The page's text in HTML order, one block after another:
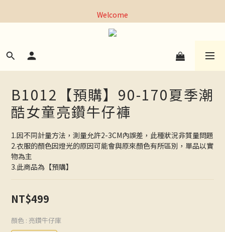
全館，滿1000元超商取貨免運｜滿3000元宅配免運
Welcome
全館，滿1000元超商取貨免運｜滿3000元宅配免運
B1012【預購】90-170夏季潮
酷女童亮鑽牛仔褲
1.因不同計量方法，測量允許2-3CM內誤差，此種狀況非質量問題
2.衣服的顏色因燈光的原因可能會與原來顏色有所區別，單品以實
物為主
3.此商品為【預購】
NT$499
顏色 : 亮鑽牛仔庫